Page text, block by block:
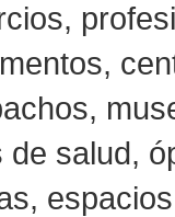
salud,